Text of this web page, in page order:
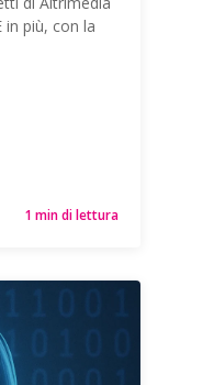
in più, con la
1 min di lettura